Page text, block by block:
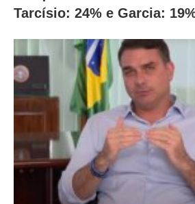
Tarcísio: 24% e Garcia: